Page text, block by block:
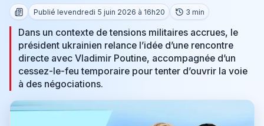
Publié levendredi 5 juin 2026 à 16h20 3 min
Dans un contexte de tensions militaires accrues, le
président ukrainien relance l’idée d’une rencontre
directe avec Vladimir Poutine, accompagnée d’un
cessez-le-feu temporaire pour tenter d’ouvrir la voie
à des négociations.